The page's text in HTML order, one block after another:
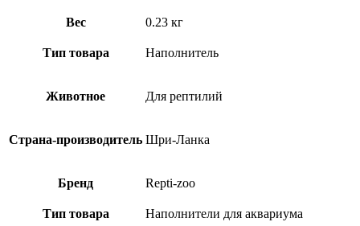
Вес 0.23 кг
Тип товара Наполнитель
Животное Для рептилий
Страна-производитель Шри-Ланка
Бренд Repti-zoo
Тип товара Наполнители для аквариума